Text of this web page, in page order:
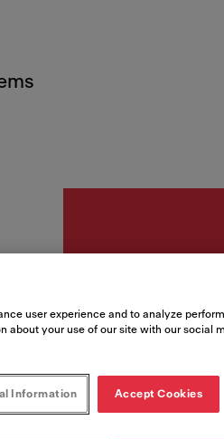
user experience and to analyze
about your use of our site with our social
Information Accept Cookies